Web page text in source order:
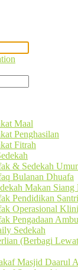
Maal
Penghasilan
Fitrah
& Sedekah
Bulanan Dhuafa
Makan Siang
Pendidikan
Operasional
Pengadaan
Sedekah
(Berbagi
Masjid Daarul